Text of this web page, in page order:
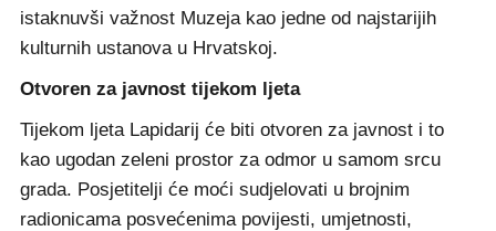
istaknuvši važnost Muzeja kao jedne od najstarijih
kulturnih ustanova u Hrvatskoj.
Otvoren za javnost tijekom ljeta
Tijekom ljeta Lapidarij će biti otvoren za javnost i to
kao ugodan zeleni prostor za odmor u samom srcu
grada. Posjetitelji će moći sudjelovati u brojnim
radionicama posvećenima povijesti, umjetnosti,